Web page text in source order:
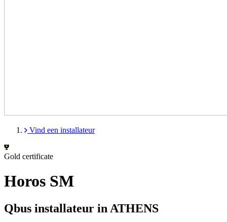
Vind een installateur
Gold certificate
Horos SM
Qbus installateur in ATHENS